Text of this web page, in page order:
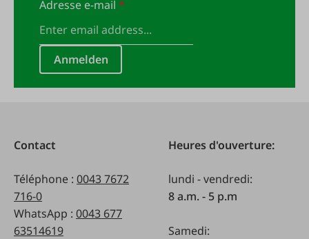
Adresse e-mail*
Anmelden
Contact
Téléphone : 0043 7672
716-0
WhatsApp : 0043 677
63514619
Heures d'ouverture:
lundi - vendredi:
8 a.m. - 5 p.m
Samedi: